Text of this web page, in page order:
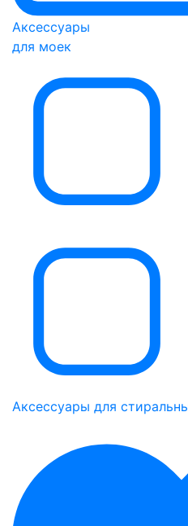
Аксессуары
для моек
Аксессуары для